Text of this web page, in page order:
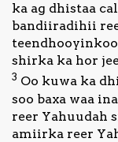
ka ag dhistaa
bandiiradihii
shirka ka hor
3 Oo kuwa ka
soo baxa waa
reer Yahuudah
amiirka reer